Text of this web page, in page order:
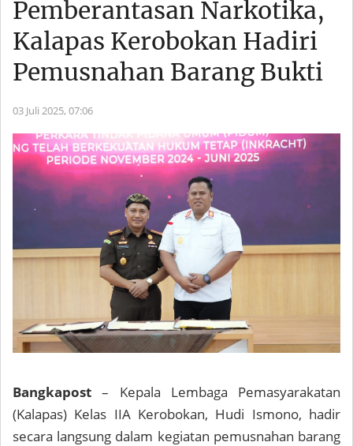
Pemberantasan Narkotika,
Kalapas Kerobokan Hadiri
Pemusnahan Barang Bukti
03 Juli 2025, 07:06
Bangkapost– Kepala Lembaga Pemasyarakatan
(Kalapas) Kelas IIA Kerobokan, Hudi Ismono, hadir
secara langsung dalam kegiatan pemusnahan barang